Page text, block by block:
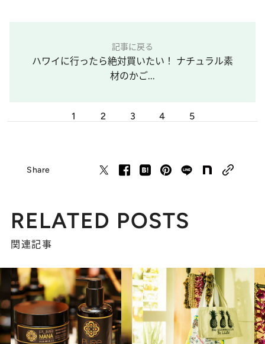
記事に戻る
ハワイに行ったら絶対買いたい！ ナチュラル素
材のかご...
1 2 3 4 5
Share
RELATED POSTS
関連記事